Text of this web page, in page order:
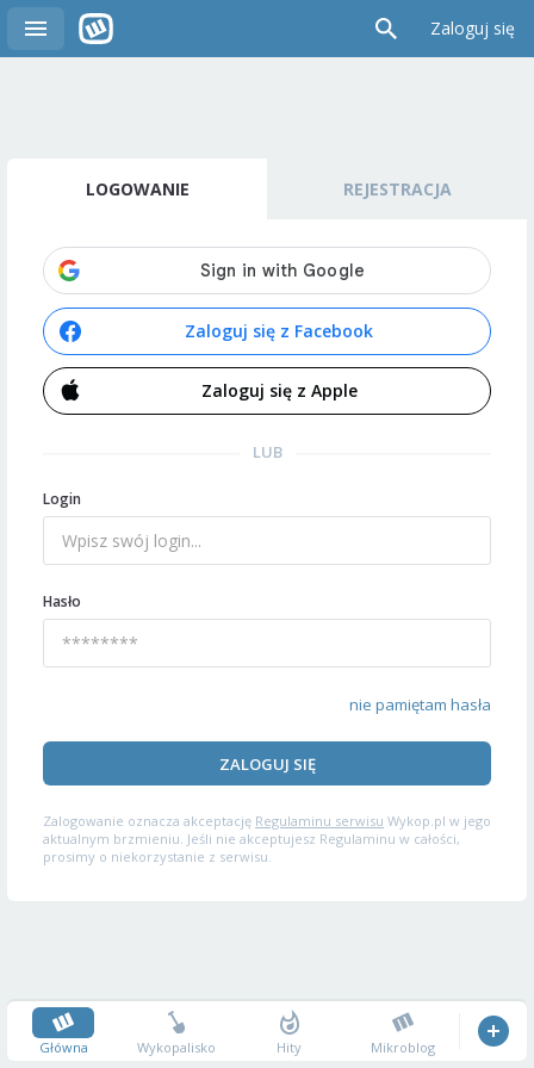
Zaloguj się
LOGOWANIE REJESTRACJA
Zaloguj się z Facebook
Zaloguj się z Apple
LUB
Login
Hasło
nie pamiętam hasła
ZALOGUJ SIĘ
Zalogowanie oznacza akceptację Regulaminu serwisu Wykop.pl w jego
aktualnym brzmieniu. Jeśli nie akceptujesz Regulaminu w całości,
prosimy o niekorzystanie z serwisu.
Główna Wykopalisko Hity Mikroblog